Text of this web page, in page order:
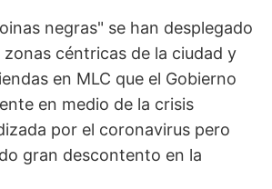
negras" se han desplegado
céntricas de la ciudad y
en MLC que el Gobierno
en medio de la crisis
por el coronavirus pero
gran descontento en la